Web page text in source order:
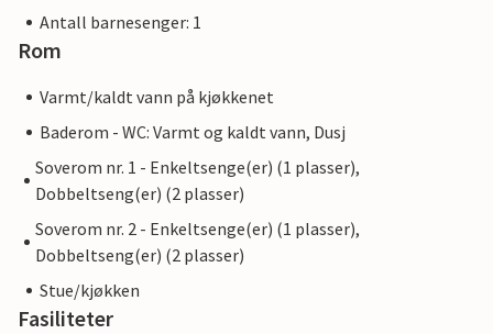
Antall barnesenger: 1
Rom
Varmt/kaldt vann på kjøkkenet
Baderom - WC: Varmt og kaldt vann, Dusj
Soverom nr. 1 - Enkeltsenge(er) (1 plasser),
Dobbeltseng(er) (2 plasser)
Soverom nr. 2 - Enkeltsenge(er) (1 plasser),
Dobbeltseng(er) (2 plasser)
Stue/kjøkken
Fasiliteter